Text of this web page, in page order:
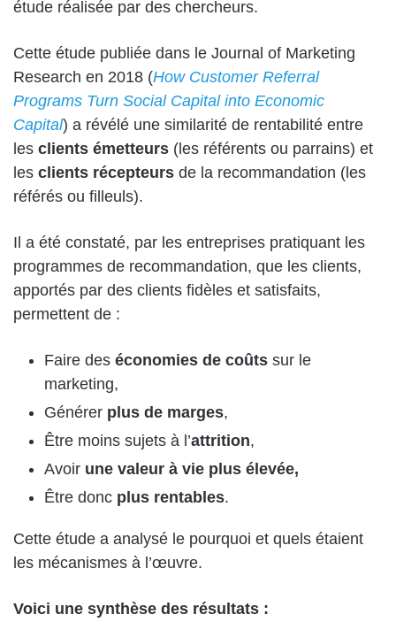
étude réalisée par des chercheurs.
Cette étude publiée dans le Journal of Marketing
Research en 2018 (How Customer Referral
Programs Turn Social Capital into Economic
Capital) a révélé une similarité de rentabilité entre
les clients émetteurs (les référents ou parrains) et
les clients récepteurs de la recommandation (les
référés ou filleuls).
Il a été constaté, par les entreprises pratiquant les
programmes de recommandation, que les clients,
apportés par des clients fidèles et satisfaits,
permettent de :
Faire des économies de coûts sur le
marketing,
Générer plus de marges,
Être moins sujets à l’attrition,
Avoir une valeur à vie plus élevée,
Être donc plus rentables.
Cette étude a analysé le pourquoi et quels étaient
les mécanismes à l’œuvre.
Voici une synthèse des résultats :